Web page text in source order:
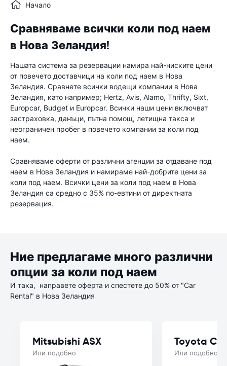
Начало
Сравняваме всички коли под наем
в Нова Зеландия!
Нашата система за резервации намира най-ниските цени
от повечето доставчици на коли под наем в Нова
Зеландия. Сравнете всички водещи компании в Нова
Зеландия, като например; Hertz, Avis, Alamo, Thrifty, Sixt,
Europcar, Budget и Europcar. Всички наши цени включват
застраховка, данъци, пътна помощ, летищна такса и
неограничен пробег в повечето компании за коли под
наем.
Сравняваме оферти от различни агенции за отдаване под
наем в Нова Зеландия и намираме най-добрите цени за
коли под наем. Всички цени за коли под наем в Нова
Зеландия са средно с 35% по-евтини от директната
резервация.
Ние предлагаме много различни
опции за коли под наем
И така, направете оферта и спестете до 50% от "Car
Rental" в Нова Зеландия
Mitsubishi ASX
Или подобно
Toyota
Или подобно